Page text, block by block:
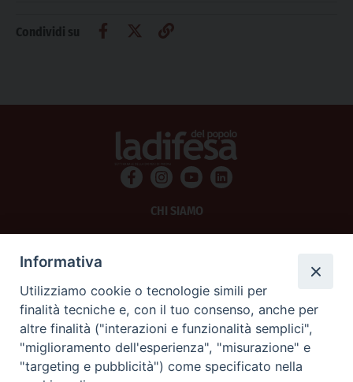
Condividi su
CHI SIAMO
SCRIVICI
La Difesa srl - P.iva 05125420280
La Difesa del Popolo percepisce i contributi pubblici all'editoria.
Informativa
Utilizziamo cookie o tecnologie simili per
finalità tecniche e, con il tuo consenso, anche per
altre finalità ("interazioni e funzionalità semplici",
"miglioramento dell'esperienza", "misurazione" e
"targeting e pubblicità") come specificato nella